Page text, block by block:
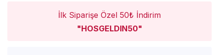
İlk Siparişe Özel 50₺ İndirim
"HOSGELDIN50"